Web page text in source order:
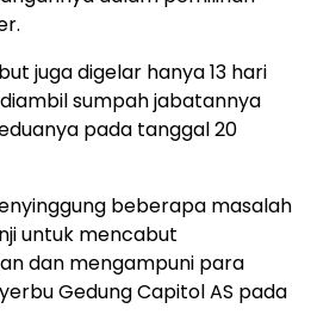
juga digelar hanya 13 hari
sumpah jabatannya
pada tanggal 20
beberapa masalah
untuk mencabut
dan mengampuni para
Gedung Capitol AS pada